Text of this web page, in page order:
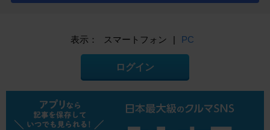
表示： スマートフォン | PC
ログイン